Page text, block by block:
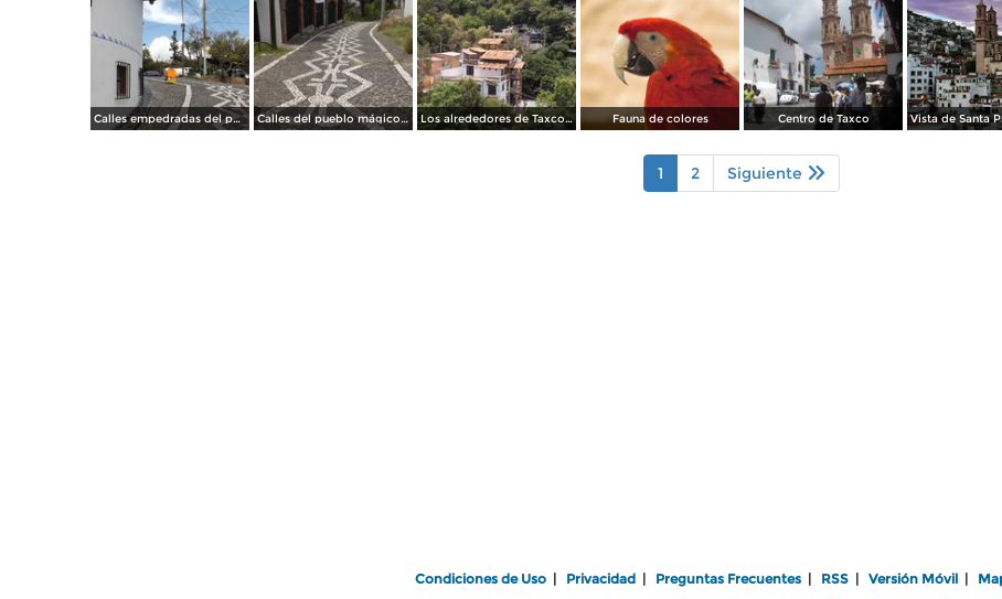
Calles empedradas del pueblo mágico. Julio/2012 Calles del pueblo mágico de Taxco. Julio/2014 Los alrededores de Taxco desde el teleférico. Julio/2014 Fauna de colores Centro de Taxco
1 2 Siguiente
Condiciones de Uso Privacidad Preguntas Frecuentes RSS Versión Móvil